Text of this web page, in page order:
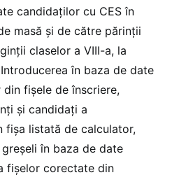
candidaților cu CES în
masă și de către părinții
claselor a VIII-a, la
în baza de date
fișele de înscriere,
și candidați a
listată de calculator,
în baza de date
fișelor corectate din